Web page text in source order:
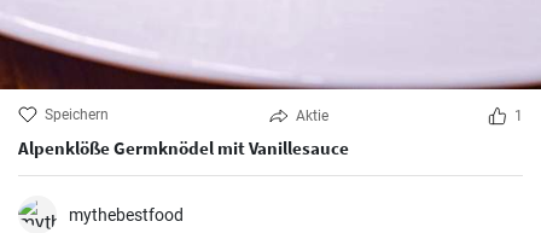
Speichern Aktie 1
Alpenklöße Germknödel mit Vanillesauce
mythebestfood